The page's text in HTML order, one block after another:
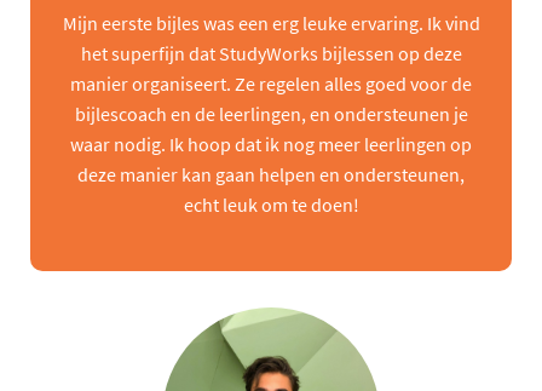
Mijn eerste bijles was een erg leuke ervaring. Ik vind
het superfijn dat StudyWorks bijlessen op deze
manier organiseert. Ze regelen alles goed voor de
bijlescoach en de leerlingen, en ondersteunen je
waar nodig. Ik hoop dat ik nog meer leerlingen op
deze manier kan gaan helpen en ondersteunen,
echt leuk om te doen!